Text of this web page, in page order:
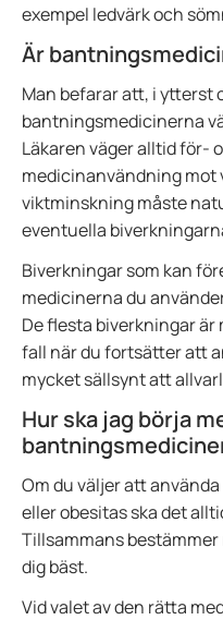
exempel ledvärk och
Är
Man befarar att, i ytterst
bantningsmedicinerna
Läkaren väger alltid för-
medicinanvändning mot
viktminskning måste
eventuella
Biverkningar som kan
medicinerna du
De flesta biverkningar
fall när du fortsätter att
mycket sällsynt att
Hur ska jag börja
Om du väljer att
eller obesitas ska det
Tillsammans
dig bäst.
Vid valet av den rätta